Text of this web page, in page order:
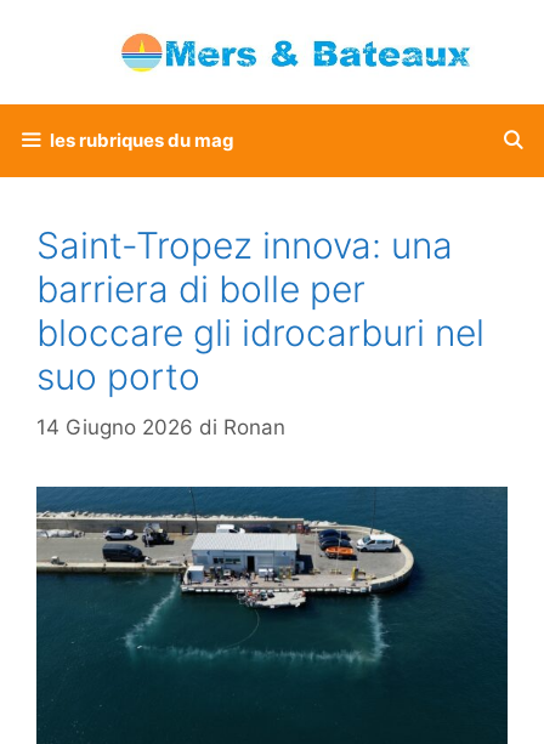
les rubriques du mag
Saint-Tropez innova: una
barriera di bolle per
bloccare gli idrocarburi nel
suo porto
14 Giugno 2026 di Ronan